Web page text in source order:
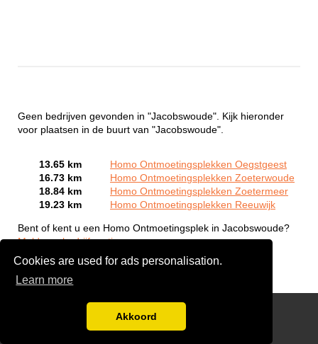
Cookies are used for ads personalisation.
Learn more
Akkoord
Geen bedrijven gevonden in "Jacobswoude". Kijk hieronder
voor plaatsen in de buurt van "Jacobswoude".
13.65 km
Homo Ontmoetingsplekken Oegstgeest
16.73 km
Homo Ontmoetingsplekken Zoeterwoude
18.84 km
Homo Ontmoetingsplekken Zoetermeer
19.23 km
Homo Ontmoetingsplekken Reeuwijk
Bent of kent u een Homo Ontmoetingsplek in Jacobswoude?
Meld een bedrijf gratis aan